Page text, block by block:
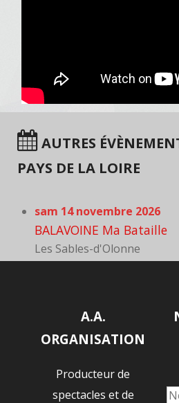
AUTRES
PAYS DE LA LOIRE
sam 14 novembre 2026
BALAVOINE Ma Bataille
Les Sables-d'Olonne
A.A.
ORGANISATION
Producteur de
spectacles et de